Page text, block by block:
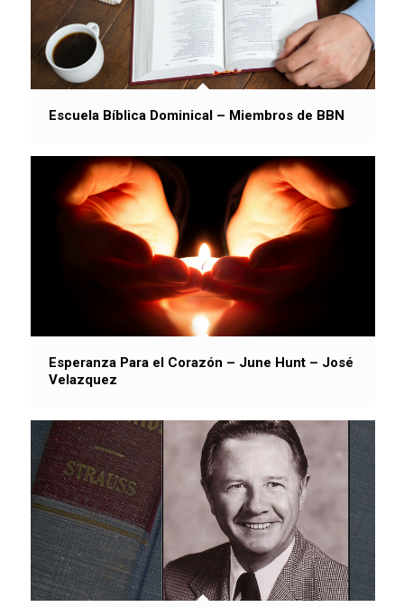
Escuela Bíblica Dominical – Miembros de BBN
Esperanza Para el Corazón – June Hunt – José
Velazquez